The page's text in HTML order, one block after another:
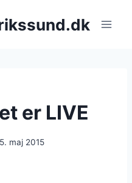
er LIVE
maj 2015